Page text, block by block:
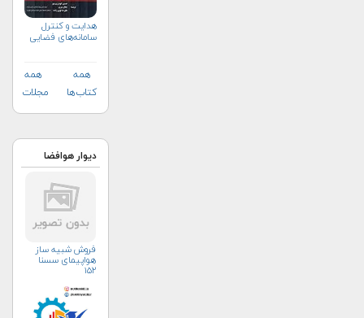
هدایت و کنترل
سامانه‌های فضایی
همه
کتاب‌ها
همه
مجلات
دیوار هوافضا
فروش شبیه ساز
هواپیمای سسنا
۱۵۲